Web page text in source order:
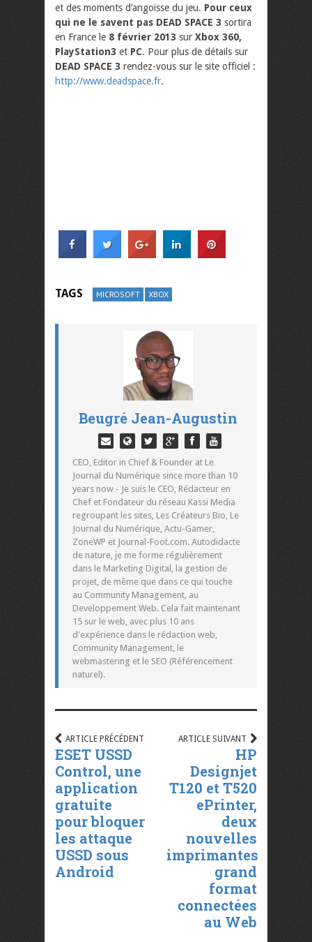
et des moments d’angoisse du jeu. Pour ceux
qui ne le savent pas DEAD SPACE 3 sortira
en France le 8 février 2013 sur Xbox 360,
PlayStation3 et PC. Pour plus de détails sur
DEAD SPACE 3 rendez-vous sur le site officiel :
http://www.deadspace.fr.
TAGS MICROSOFT XBOX
Beugré Jean-Augustin
CEO, Editor in Chief & Founder at Le
Journal du Numérique since more than 10
years now - Je suis le CEO, Rédacteur en
Chef et Fondateur du réseau Kassi Media
regroupant les sites, Les Créateurs Bio, Le
Journal du Numérique, Actu-Gamer,
ZoneWP et Journal-Foot.com. Autodidacte
de nature, je me forme régulièrement
dans le Marketing Digital, la gestion de
projet, de même que dans ce qui touche
au Community Management, au
Developpement Web. Cela fait maintenant
15 sur le web, avec plus 10 ans
d'expérience dans le rédaction web,
Community Management, le
webmastering et le SEO (Référencement
naturel).
ARTICLE PRÉCÉDENT
ESET USSD
Control, une
application
gratuite
pour bloquer
les attaque
USSD sous
Android
ARTICLE SUIVANT
HP
Designjet
T120 et T520
ePrinter,
deux
nouvelles
imprimantes
grand
format
connectées
au Web